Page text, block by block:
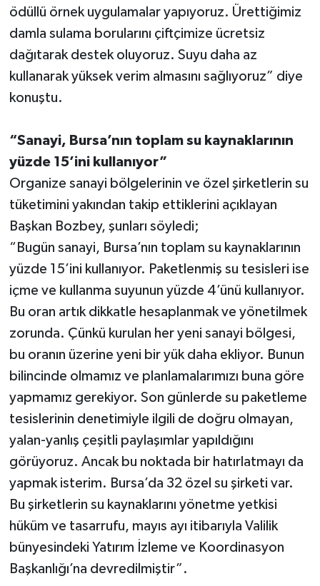
ödüllü örnek uygulamalar yapıyoruz. Ürettiğimiz
damla sulama borularını çiftçimize ücretsiz
dağıtarak destek oluyoruz. Suyu daha az
kullanarak yüksek verim almasını sağlıyoruz” diye
konuştu.
“Sanayi, Bursa’nın toplam su kaynaklarının
yüzde 15’ini kullanıyor”
Organize sanayi bölgelerinin ve özel şirketlerin su
tüketimini yakından takip ettiklerini açıklayan
Başkan Bozbey, şunları söyledi;
“Bugün sanayi, Bursa’nın toplam su kaynaklarının
yüzde 15’ini kullanıyor. Paketlenmiş su tesisleri ise
içme ve kullanma suyunun yüzde 4’ünü kullanıyor.
Bu oran artık dikkatle hesaplanmak ve yönetilmek
zorunda. Çünkü kurulan her yeni sanayi bölgesi,
bu oranın üzerine yeni bir yük daha ekliyor. Bunun
bilincinde olmamız ve planlamalarımızı buna göre
yapmamız gerekiyor. Son günlerde su paketleme
tesislerinin denetimiyle ilgili de doğru olmayan,
yalan-yanlış çeşitli paylaşımlar yapıldığını
görüyoruz. Ancak bu noktada bir hatırlatmayı da
yapmak isterim. Bursa’da 32 özel su şirketi var.
Bu şirketlerin su kaynaklarını yönetme yetkisi
hüküm ve tasarrufu, mayıs ayı itibarıyla Valilik
bünyesindeki Yatırım İzleme ve Koordinasyon
Başkanlığı’na devredilmiştir”.